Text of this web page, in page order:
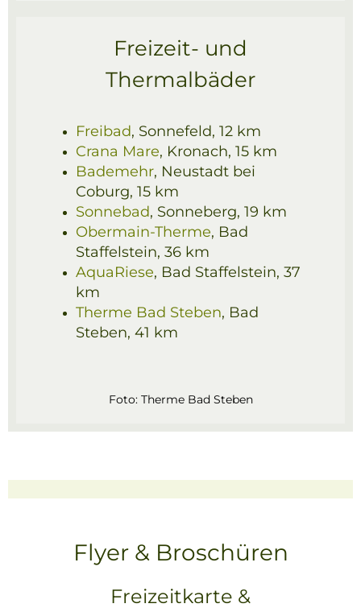
Freizeit- und
Thermalbäder
Freibad, Sonnefeld, 12 km
Crana Mare, Kronach, 15 km
Bademehr, Neustadt bei
Coburg, 15 km
Sonnebad, Sonneberg, 19 km
Obermain-Therme, Bad
Staffelstein, 36 km
AquaRiese, Bad Staffelstein, 37
km
Therme Bad Steben, Bad
Steben, 41 km
Foto: Therme Bad Steben
Flyer & Broschüren
Freizeitkarte &